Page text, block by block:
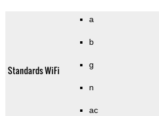
Standards WiFi
a
b
g
n
ac